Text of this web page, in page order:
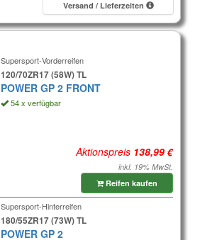
Versand / Lieferzeiten
Supersport-Vorderreifen
120/70ZR17 (58W) TL
POWER GP 2 FRONT
54 x verfügbar
Aktionspreis
inkl. 19% MwSt.
Reifen kaufen
Supersport-Hinterreifen
180/55ZR17 (73W) TL
POWER GP 2